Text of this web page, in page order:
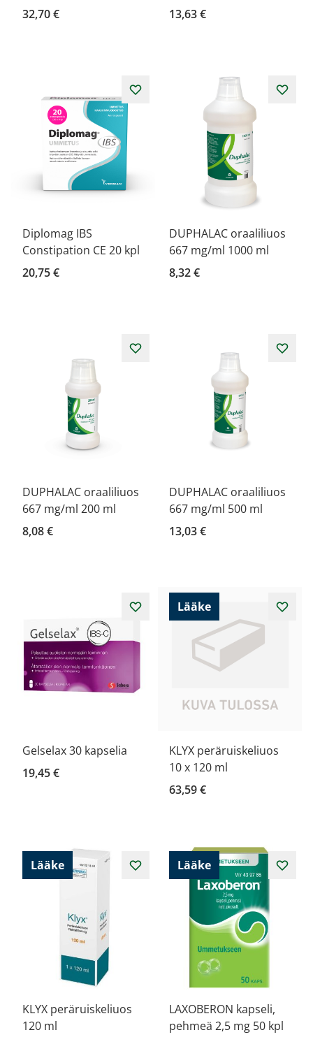
32,70 €
13,63 €
Diplomag IBS
Constipation CE 20 kpl
20,75 €
DUPHALAC oraaliliuos
667 mg/ml 1000 ml
8,32 €
DUPHALAC oraaliliuos
667 mg/ml 200 ml
8,08 €
DUPHALAC oraaliliuos
667 mg/ml 500 ml
13,03 €
Gelselax 30 kapselia
19,45 €
Lääke
KLYX peräruiskeliuos
10 x 120 ml
63,59 €
Lääke
KLYX peräruiskeliuos
120 ml
Lääke
LAXOBERON kapseli,
pehmeä 2,5 mg 50 kpl